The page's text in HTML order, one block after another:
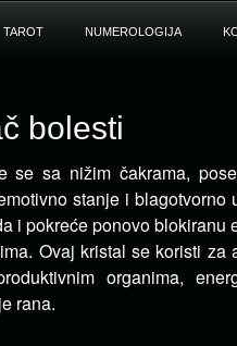
TAROT NUMEROLOGIJA
bolesti
se sa nižim čakrama,
stanje i blagotvorno
i pokreće ponovo blokiranu
Ovaj kristal se koristi za
organima,
rana.